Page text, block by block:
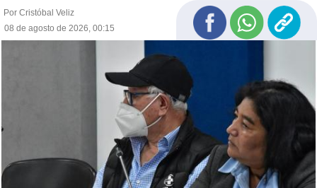
Por Cristóbal Veliz
08 de agosto de 2026, 00:15